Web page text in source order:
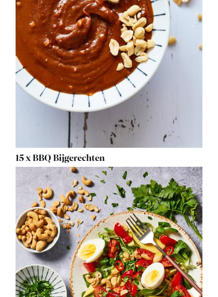
15 x BBQ Bijgerechten